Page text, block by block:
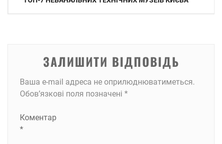
ЗАЛИШИТИ ВІДПОВІДЬ
Ваша e-mail адреса не оприлюднюватиметься.
Обов’язкові поля позначені *
Коментар
*